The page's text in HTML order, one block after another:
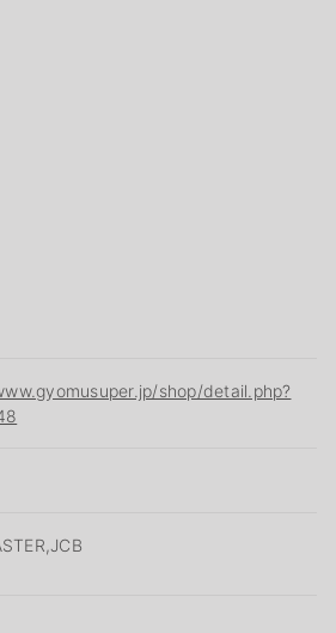
shop/detail.php?